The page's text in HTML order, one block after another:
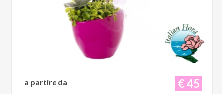
€ 45
a partire da